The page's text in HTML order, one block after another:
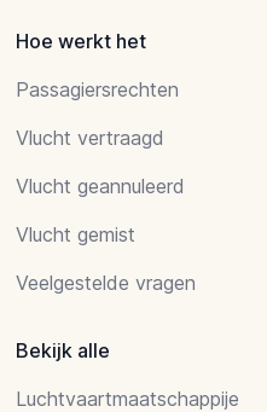
Hoe werkt het
Passagiersrechten
Vlucht vertraagd
Vlucht geannuleerd
Vlucht gemist
Veelgestelde vragen
Bekijk alle
Luchtvaartmaatschappije